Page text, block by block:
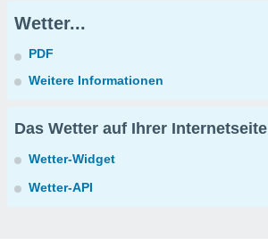
Wetter...
PDF
Weitere Informationen
Das Wetter auf Ihrer Internetseite
Wetter-Widget
Wetter-API